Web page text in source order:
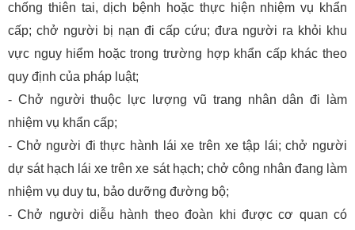
chống thiên tai, dịch bệnh hoặc thực hiện nhiệm vụ khẩn
cấp; chở người bị nạn đi cấp cứu; đưa người ra khỏi khu
vực nguy hiểm hoặc trong trường hợp khẩn cấp khác theo
quy định của pháp luật;
- Chở người thuộc lực lượng vũ trang nhân dân đi làm
nhiệm vụ khẩn cấp;
- Chở người đi thực hành lái xe trên xe tập lái; chở người
dự sát hạch lái xe trên xe sát hạch; chở công nhân đang làm
nhiệm vụ duy tu, bảo dưỡng đường bộ;
- Chở người diễu hành theo đoàn khi được cơ quan có